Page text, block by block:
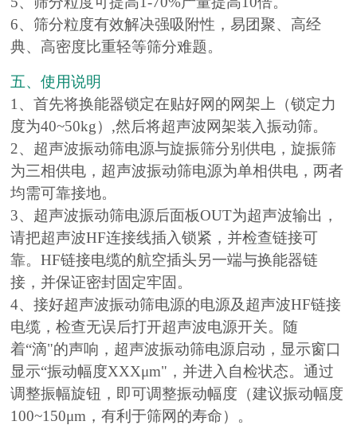
6、筛分粒度有效解决强吸附性，易团聚、高经
典、高密度比重轻等筛分难题。
五、使用说明
1、首先将换能器锁定在贴好网的网架上（锁定力
度为40~50kg）,然后将超声波网架装入振动筛。
2、超声波振动筛电源与旋振筛分别供电，旋振筛
为三相供电，超声波振动筛电源为单相供电，两者
均需可靠接地。
3、超声波振动筛电源后面板OUT为超声波输出，
请把超声波HF连接线插入锁紧，并检查链接可
靠。HF链接电缆的航空插头另一端与换能器链
接，并保证密封固定牢固。
4、接好超声波振动筛电源的电源及超声波HF链接
电缆，检查无误后打开超声波电源开关。随
着“滴"的声响，超声波振动筛电源启动，显示窗口
显示“振动幅度XXXμm"，并进入自检状态。通过
调整振幅旋钮，即可调整振动幅度（建议振动幅度
100~150μm，有利于筛网的寿命）。